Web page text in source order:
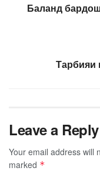
Баланд
Тарбияи
Leave a Reply
Your email address will
marked *